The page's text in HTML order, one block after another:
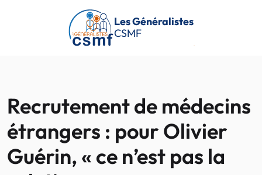
Passer au contenu principal
Les Généralistes
CSMF
Recrutement de médecins
étrangers : pour Olivier
Guérin, « ce n’est pas la